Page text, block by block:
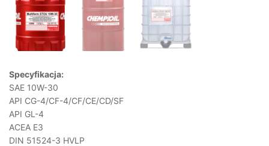
Specyfikacja:
SAE 10W-30
API CG-4/CF-4/CF/CE/CD/SF
API GL-4
ACEA E3
DIN 51524-3 HVLP